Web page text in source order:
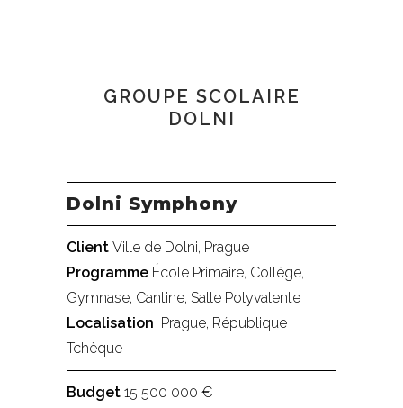
GROUPE SCOLAIRE
DOLNI
Dolni Symphony
Client Ville de Dolni, Prague
Programme École Primaire, Collège,
Gymnase, Cantine, Salle Polyvalente
Localisation Prague, République
Tchèque
Budget 15 500 000 €